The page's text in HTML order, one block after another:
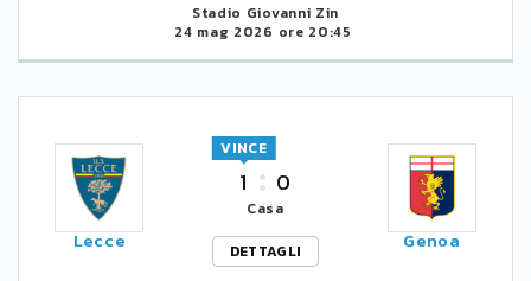
Stadio Giovanni Zin
24 mag 2026 ore 20:45
Lecce
1
VINCE
0
Casa
DETTAGLI
Genoa